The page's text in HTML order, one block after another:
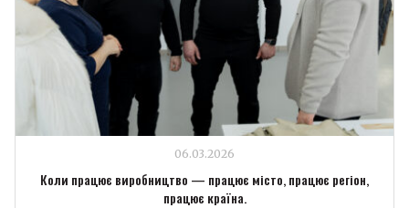
06.03.2026
Коли працює виробництво — працює місто, працює регіон,
працює країна.